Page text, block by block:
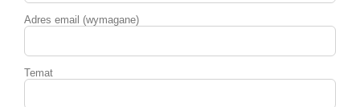
Adres email (wymagane)
Temat